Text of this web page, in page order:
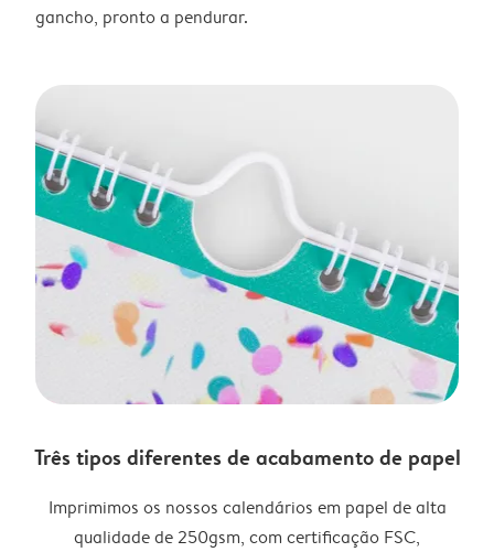
gancho, pronto a pendurar.
Três tipos diferentes de acabamento de papel
Imprimimos os nossos calendários em papel de alta
qualidade de 250gsm, com certificação FSC,